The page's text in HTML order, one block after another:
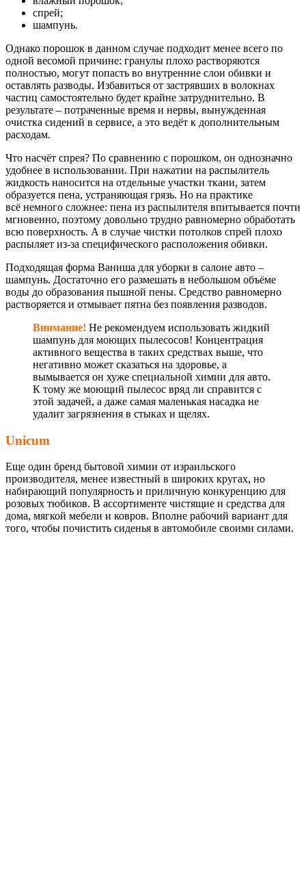
спрей;
шампунь.
Однако порошок в данном случае подходит менее всего по
одной весомой причине: гранулы плохо растворяются
полностью, могут попасть во внутренние слои обивки и
оставлять разводы. Избавиться от застрявших в волокнах
частиц самостоятельно будет крайне затруднительно. В
результате – потраченные время и нервы, вынужденная
очистка сидений в сервисе, а это ведёт к дополнительным
расходам.
Что насчёт спрея? По сравнению с порошком, он однозначно
удобнее в использовании. При нажатии на распылитель
жидкость наносится на отдельные участки ткани, затем
образуется пена, устраняющая грязь. Но на практике
всё немного сложнее: пена из распылителя впитывается почти
мгновенно, поэтому довольно трудно равномерно обработать
всю поверхность. А в случае чистки потолков спрей плохо
распыляет из-за специфического расположения обивки.
Подходящая форма Ваниша для уборки в салоне авто –
шампунь. Достаточно его размешать в небольшом объёме
воды до образования пышной пены. Средство равномерно
растворяется и отмывает пятна без появления разводов.
Внимание! Не рекомендуем использовать жидкий
шампунь для моющих пылесосов! Концентрация
активного вещества в таких средствах выше, что
негативно может сказаться на здоровье, а
вымывается он хуже специальной химии для авто.
К тому же моющий пылесос вряд ли справится с
этой задачей, а даже самая маленькая насадка не
удалит загрязнения в стыках и щелях.
Unicum
Еще один бренд бытовой химии от израильского
производителя, менее известный в широких кругах, но
набирающий популярность и приличную конкуренцию для
розовых тюбиков. В ассортименте чистящие и средства для
дома, мягкой мебели и ковров. Вполне рабочий вариант для
того, чтобы почистить сиденья в автомобиле своими силами.